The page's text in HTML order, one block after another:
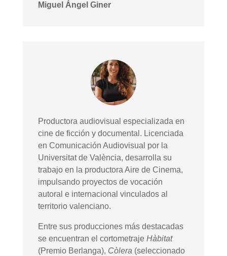
Miguel Ángel Giner
Productora audiovisual especializada en
cine de ficción y documental. Licenciada
en Comunicación Audiovisual por la
Universitat de València, desarrolla su
trabajo en la productora Aire de Cinema,
impulsando proyectos de vocación
autoral e internacional vinculados al
territorio valenciano.
Entre sus producciones más destacadas
se encuentran el cortometraje Hàbitat
(Premio Berlanga), Còlera (seleccionado